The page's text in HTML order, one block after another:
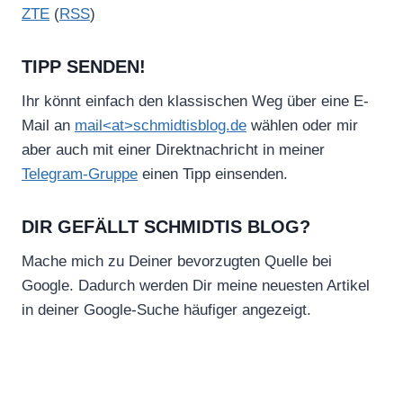
ZTE (RSS)
TIPP SENDEN!
Ihr könnt einfach den klassischen Weg über eine E-
Mail an mail<at>schmidtisblog.de wählen oder mir
aber auch mit einer Direktnachricht in meiner
Telegram-Gruppe einen Tipp einsenden.
DIR GEFÄLLT SCHMIDTIS BLOG?
Mache mich zu Deiner bevorzugten Quelle bei
Google. Dadurch werden Dir meine neuesten Artikel
in deiner Google-Suche häufiger angezeigt.